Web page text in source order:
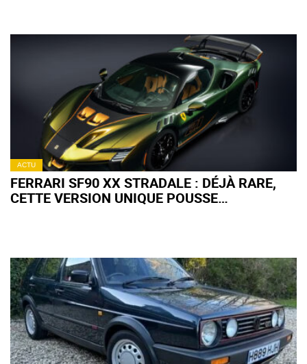
ACTU
FERRARI SF90 XX STRADALE : DÉJÀ RARE,
CETTE VERSION UNIQUE POUSSE